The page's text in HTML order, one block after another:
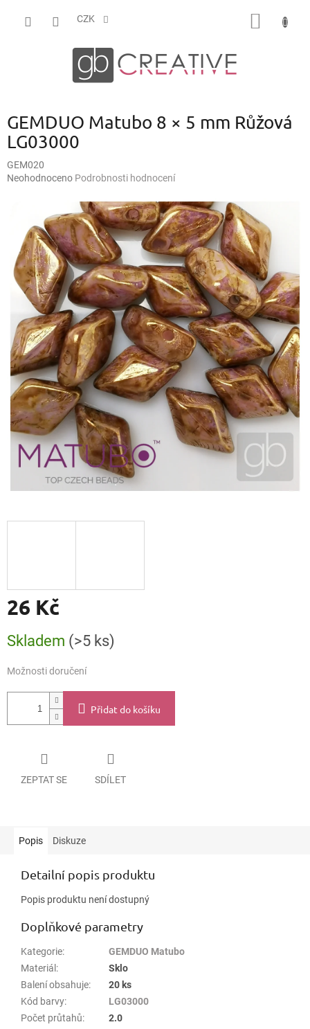
CZK
GEMDUO Matubo 8 × 5 mm Růžová
LG03000
GEM020
Průměrné
hvězdiček.
Neohodnoceno Podrobnosti hodnocení
26 Kč
cena:
Skladem (>5 ks)
Možnosti doručení
Přidat do košíku
ZEPTAT SE SDÍLET
Popis Diskuze
Detailní popis produktu
Popis produktu není dostupný
Doplňkové parametry
Kategorie:
GEMDUO Matubo
Materiál :
Sklo
Balení obsahuje:
20 ks
Kód barvy:
LG03000
Počet průtahů:
2.0